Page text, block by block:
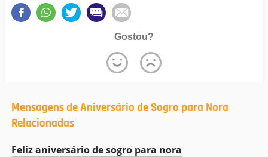
Gostou?
Mensagens de Aniversário de Sogro para Nora
Relacionadas
Feliz aniversário de sogro para nora